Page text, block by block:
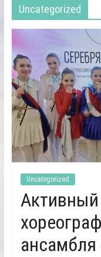
Uncategorized
Uncategorized
ансамбля